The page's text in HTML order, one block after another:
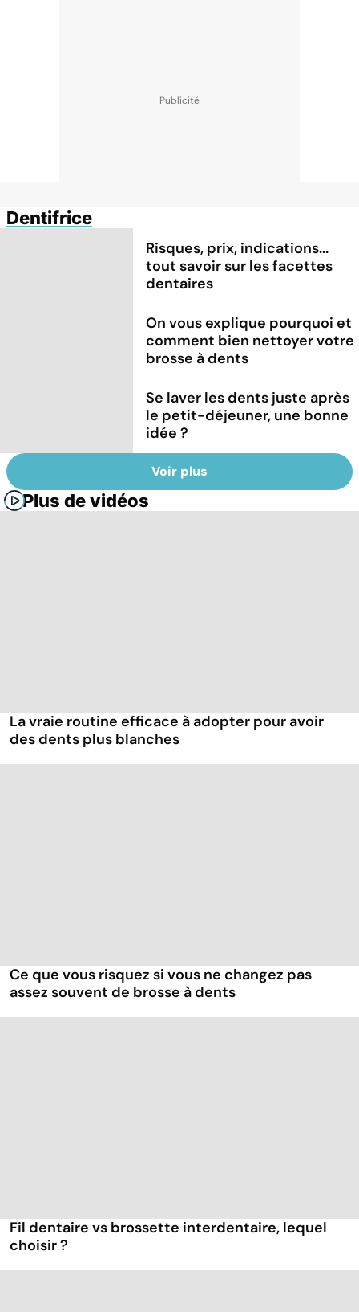
Dentifrice
Risques, prix, indications...
tout savoir sur les facettes
dentaires
On vous explique pourquoi et
comment bien nettoyer votre
brosse à dents
Se laver les dents juste après
le petit-déjeuner, une bonne
idée ?
Voir plus
Plus de vidéos
La vraie routine efficace à adopter pour avoir
des dents plus blanches
Ce que vous risquez si vous ne changez pas
assez souvent de brosse à dents
Fil dentaire vs brossette interdentaire, lequel
choisir ?